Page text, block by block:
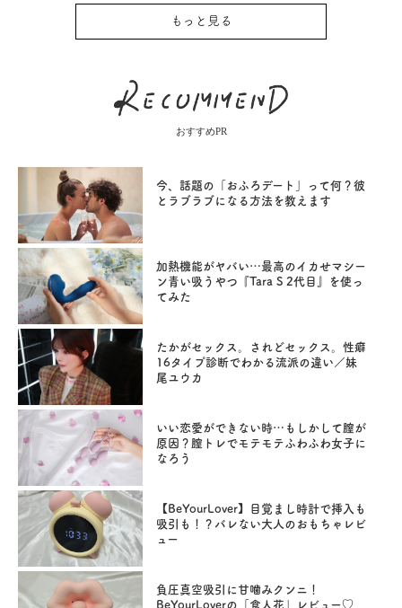
もっと見る
おすすめPR
今、話題の「おふろデート」って何？彼
とラブラブになる方法を教えます
加熱機能がヤバい…最高のイカせマシー
ン青い吸うやつ『Tara S 2代目』を使っ
てみた
たかがセックス。されどセックス。性癖
16タイプ診断でわかる流派の違い／妹
尾ユウカ
いい恋愛ができない時…もしかして膣が
原因？膣トレでモテモテふわふわ女子に
なろう
【BeYourLover】目覚まし時計で挿入も
吸引も！？バレない大人のおもちゃレビ
ュー
負圧真空吸引に甘噛みクンニ！
BeYourLoverの「食人花」レビュー♡